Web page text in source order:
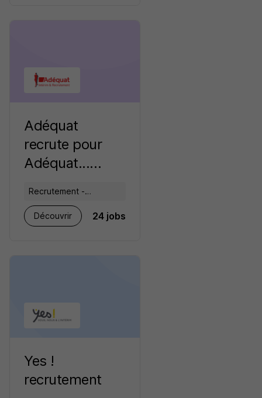
Adéquat
recrute pour
Adéquat...
Recrutement -
Placement - Conseils
RH
Découvrir 24 jobs
Yes !
recrutement